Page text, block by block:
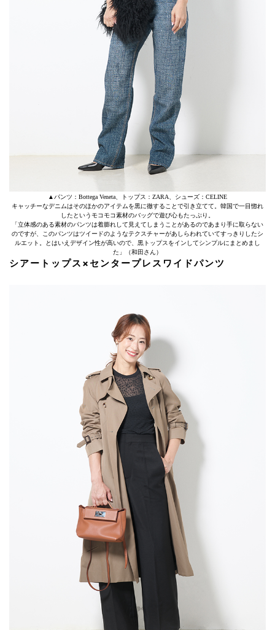
▲パンツ：Bottega Veneta、トップス：ZARA、シューズ：CELINE
キャッチーなデニムはそのほかのアイテムを黒に徹することで引き立てて。韓国で一目惚れ
したというモコモコ素材のバッグで遊び心もたっぷり。
「立体感のある素材のパンツは着膨れして見えてしまうことがあるのであまり手に取らない
のですが、このパンツはツイードのようなテクスチャーがあしらわれていてすっきりしたシ
ルエット。とはいえデザイン性が高いので、黒トップスをインしてシンプルにまとめまし
た」（和田さん）
シアートップス×センタープレスワイドパンツ